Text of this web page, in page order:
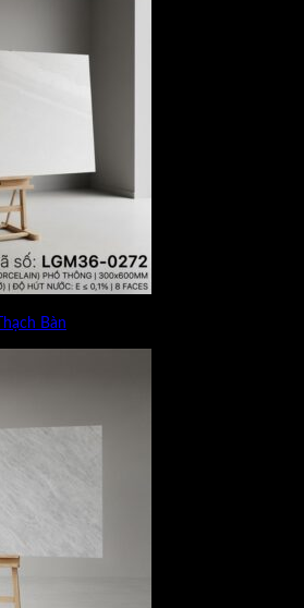
Bàn